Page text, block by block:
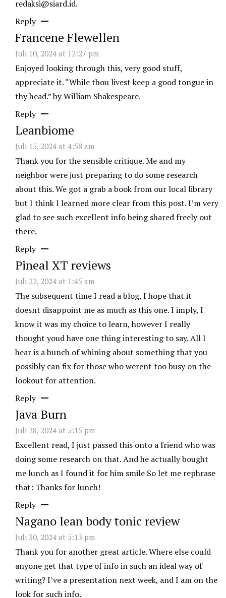
redaksi@siard.id.
Reply
Francene Flewellen
Juli 10, 2024 at 12:27 pm
Enjoyed looking through this, very good stuff,
appreciate it. “While thou livest keep a good tongue in
thy head.” by William Shakespeare.
Reply
Leanbiome
Juli 15, 2024 at 4:58 am
Thank you for the sensible critique. Me and my
neighbor were just preparing to do some research
about this. We got a grab a book from our local library
but I think I learned more clear from this post. I’m very
glad to see such excellent info being shared freely out
there.
Reply
Pineal XT reviews
Juli 22, 2024 at 1:45 am
The subsequent time I read a blog, I hope that it
doesnt disappoint me as much as this one. I imply, I
know it was my choice to learn, however I really
thought youd have one thing interesting to say. All I
hear is a bunch of whining about something that you
possibly can fix for those who werent too busy on the
lookout for attention.
Reply
Java Burn
Juli 28, 2024 at 5:15 pm
Excellent read, I just passed this onto a friend who was
doing some research on that. And he actually bought
me lunch as I found it for him smile So let me rephrase
that: Thanks for lunch!
Reply
Nagano lean body tonic review
Juli 30, 2024 at 5:13 pm
Thank you for another great article. Where else could
anyone get that type of info in such an ideal way of
writing? I’ve a presentation next week, and I am on the
look for such info.